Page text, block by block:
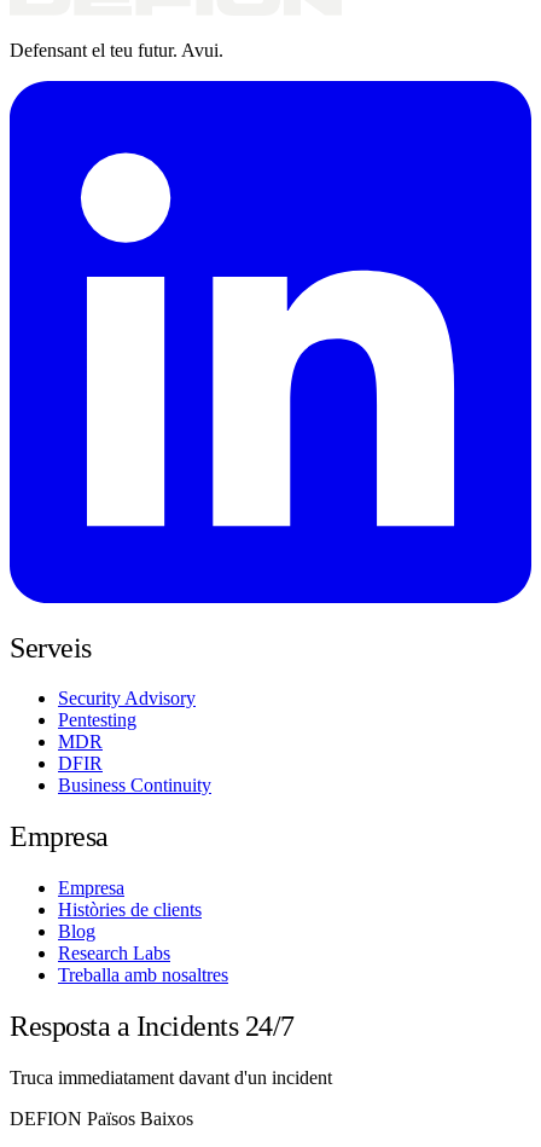
Defensant el teu futur. Avui.
Serveis
Security Advisory
Pentesting
MDR
DFIR
Business Continuity
Empresa
Empresa
Històries de clients
Blog
Research Labs
Treballa amb nosaltres
Resposta a Incidents 24/7
Truca immediatament davant d'un incident
DEFION Països Baixos